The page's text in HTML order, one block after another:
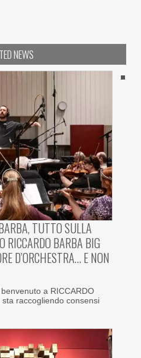
NEWS
TUTTO SULLA
RICCARDO BARBA BIG
D’ORCHESTRA… E NON
a RICCARDO
raccogliendo consensi